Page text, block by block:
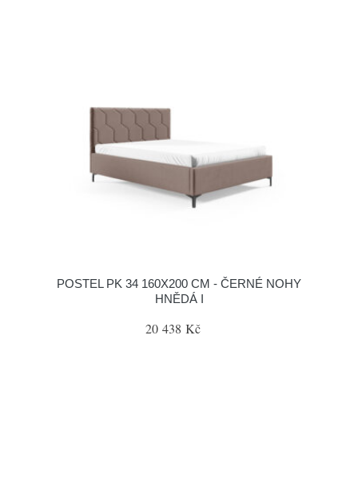
POSTEL PK 34 160X200 CM - ČERNÉ NOHY
HNĚDÁ I
20 438 Kč